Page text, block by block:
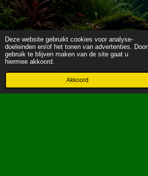
Deze website gebruikt cookies voor analyse-
doeleinden en/of het tonen van advertenties. Door
gebruik te blijven maken van de site gaat u
hiermee akkoord.
Akkoord
Telefoonnummer